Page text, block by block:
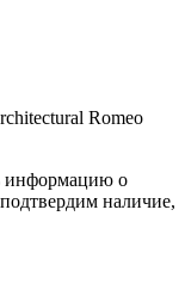
Romeo
информацию о
наличие,